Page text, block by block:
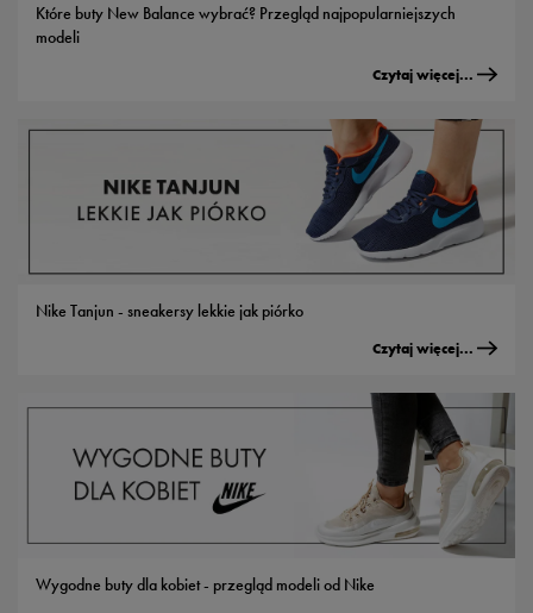
Które buty New Balance wybrać? Przegląd najpopularniejszych
modeli
Czytaj więcej...
Nike Tanjun - sneakersy lekkie jak piórko
Czytaj więcej...
Wygodne buty dla kobiet - przegląd modeli od Nike